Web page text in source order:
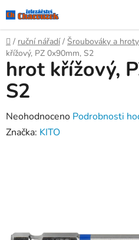
na
obsah
Domů
/ ruční nářadí / Šroubováky a hroty
křížový, PZ 0x90mm, S2
hrot křížový,
S2
Průměrné
hodnocení
Neohodnoceno Podrobnosti
Značka: KITO